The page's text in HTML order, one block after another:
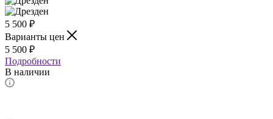
5 500 ₽
Варианты цен
5 500 ₽
Подробности
В наличии